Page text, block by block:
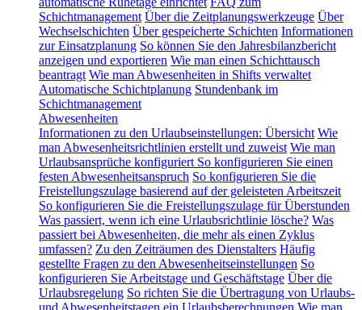
Schichtmanagement Über die Zeitplanungswerkzeuge Über
Wechselschichten Über gespeicherte Schichten Informationen
zur Einsatzplanung So können Sie den Jahresbilanzbericht
anzeigen und exportieren Wie man einen Schichttausch
beantragt Wie man Abwesenheiten in Shifts verwaltet
Automatische Schichtplanung Stundenbank im
Schichtmanagement
Abwesenheiten
Informationen zu den Urlaubseinstellungen: Übersicht Wie
man Abwesenheitsrichtlinien erstellt und zuweist Wie man
Urlaubsansprüche konfiguriert So konfigurieren Sie einen
festen Abwesenheitsanspruch So konfigurieren Sie die
Freistellungszulage basierend auf der geleisteten Arbeitszeit
So konfigurieren Sie die Freistellungszulage für Überstunden
Was passiert, wenn ich eine Urlaubsrichtlinie lösche? Was
passiert bei Abwesenheiten, die mehr als einen Zyklus
umfassen? Zu den Zeiträumen des Dienstalters Häufig
gestellte Fragen zu den Abwesenheitseinstellungen So
konfigurieren Sie Arbeitstage und Geschäftstage Über die
Urlaubsregelung So richten Sie die Übertragung von Urlaubs-
und Abwesenheitstagen ein Urlaubsberechnungen Wie man